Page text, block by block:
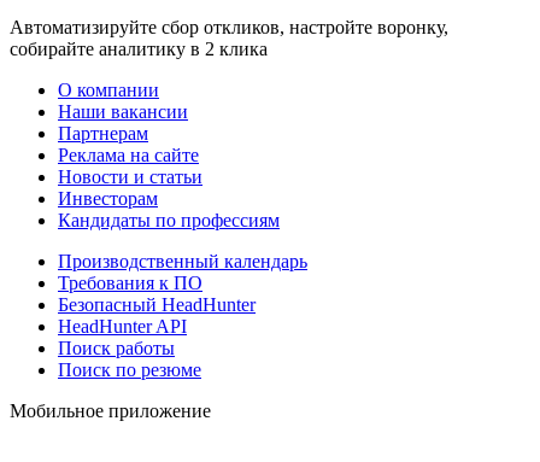
Автоматизируйте сбор откликов, настройте воронку,
собирайте аналитику в 2 клика
О компании
Наши вакансии
Партнерам
Реклама на сайте
Новости и статьи
Инвесторам
Кандидаты по профессиям
Производственный календарь
Требования к ПО
Безопасный HeadHunter
HeadHunter API
Поиск работы
Поиск по резюме
Мобильное приложение